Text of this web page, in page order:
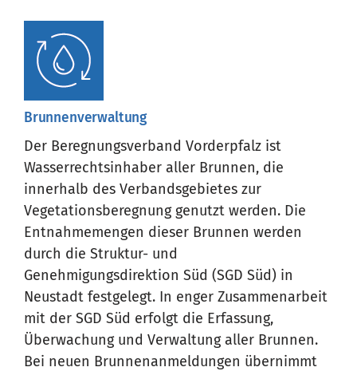
Brunnenverwaltung
Der Beregnungsverband Vorderpfalz ist
Wasserrechtsinhaber aller Brunnen, die
innerhalb des Verbandsgebietes zur
Vegetationsberegnung genutzt werden. Die
Entnahmemengen dieser Brunnen werden
durch die Struktur- und
Genehmigungsdirektion Süd (SGD Süd) in
Neustadt festgelegt. In enger Zusammenarbeit
mit der SGD Süd erfolgt die Erfassung,
Überwachung und Verwaltung aller Brunnen.
Bei neuen Brunnenanmeldungen übernimmt